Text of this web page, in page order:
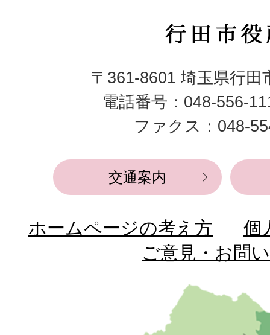
行
市
役
所
〒361-8601 埼玉県行田
電話番号：048-556-
ファクス：048-
交通案内
ホームページの考え方
個
ご意見・お問